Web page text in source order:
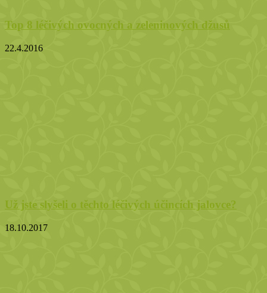
Top 8 léčivých ovocných a zeleninových džusů
22.4.2016
Už jste slyšeli o těchto léčivých účincích jalovce?
18.10.2017